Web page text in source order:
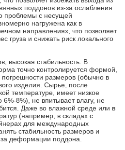
поддонов из-за ослабления
проблемы с несущей
нагружена как в
направлениях, что позволяет
груза и снижать риск локального
высокая стабильность. В
точно контролируется формой,
размеров (обычно в
изделия. Сырье, после
температуре, имеет низкое
8%), не впитывает влагу, не
Даже во влажной среде или в
(например, в складах с
для международных
стабильность размеров и
за деформации поддона.